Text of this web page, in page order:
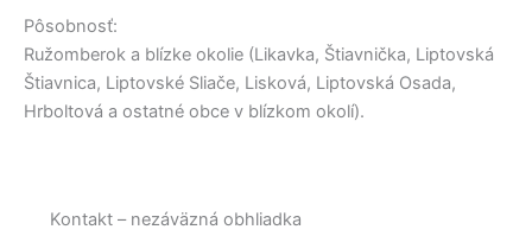
Pôsobnosť:
Ružomberok a blízke okolie (Likavka, Štiavnička, Liptovská
Štiavnica, Liptovské Sliače, Lisková, Liptovská Osada,
Hrboltová a ostatné obce v blízkom okolí).
Kontakt – nezáväzná obhliadka